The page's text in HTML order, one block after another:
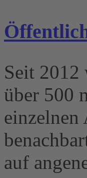
Seit 2012
über 500
einzelnen
auf